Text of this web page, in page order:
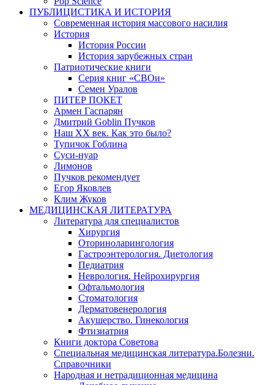
ПУБЛИЦИСТИКА И ИСТОРИЯ
Современная история массового насилия
История
История России
История зарубежных стран
Патриотические книги
Серия книг «СВОи»
Семен Уралов
ПИТЕР ПОКЕТ
Армен Гаспарян
Дмитрий Goblin Пучков
Наш XX век. Как это было?
Тупичок Гоблина
Суси-нуар
Лимонов
Пучков рекомендует
Егор Яковлев
Клим Жуков
МЕДИЦИНСКАЯ ЛИТЕРАТУРА
Литература для специалистов
Хирургия
Оториноларингология
Гастроэнтерология. Диетология
Педиатрия
Неврология. Нейрохирургия
Офтальмология
Стоматология
Дерматовенерология
Акушерство. Гинекология
Фтизиатрия
Книги доктора Советова
Специальная медицинская литература.Болезни.
Справочники
Народная и нетрадиционная медицина